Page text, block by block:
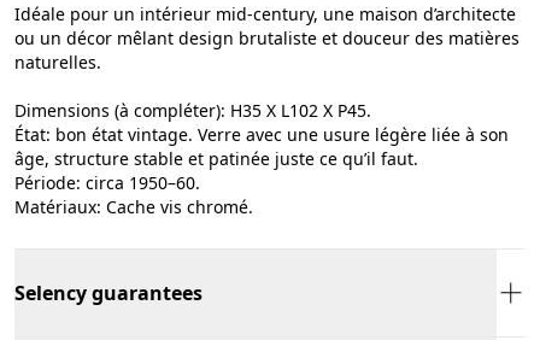
Idéale pour un intérieur mid-century, une maison d’architecte
ou un décor mêlant design brutaliste et douceur des matières
naturelles.
Dimensions (à compléter): H35 X L102 X P45.
État: bon état vintage. Verre avec une usure légère liée à son
âge, structure stable et patinée juste ce qu’il faut.
Période: circa 1950–60.
Matériaux: Cache vis chromé.
Selency guarantees